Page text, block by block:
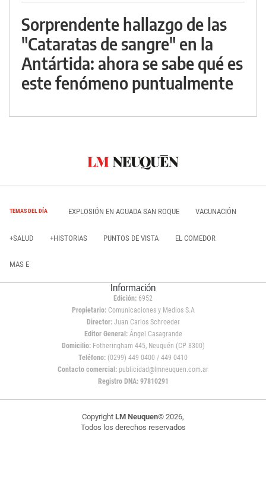
Sorprendente hallazgo de las
"Cataratas de sangre" en la
Antártida: ahora se sabe qué es
este fenómeno puntualmente
TEMAS DEL DÍA EXPLOSIÓN EN AGUADA SAN ROQUE VACUNACIÓN
+SALUD +HISTORIAS PUNTOS DE VISTA EL COMEDOR
MAS E
Información
Edición: 6952
Propietario:Comunicaciones y Medios S.A
Director: Juan Carlos Schroeder
Editor General:Ángel Casagrande
Domicilio:Fotheringham 445, Neuquén (CP 8300)
Teléfono: (0299) 449 0400 / 449 0410
Contacto comercial: publicidad@lmneuquen.com.ar
Registro DNA: 97810291
Copyright LM Neuquen© 2026,
Todos los derechos reservados